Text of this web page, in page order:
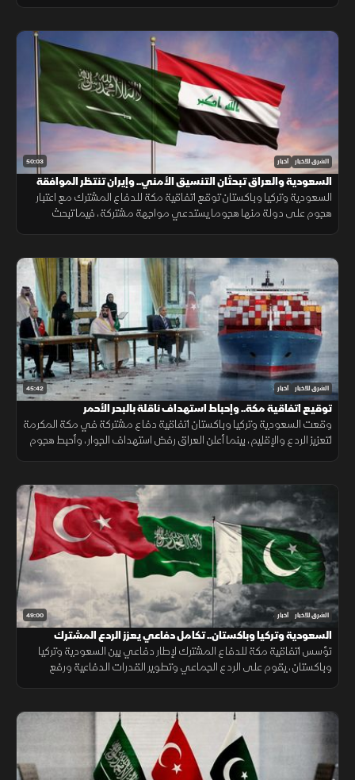
50:03 الشرق للأخبار أخبار
السعودية والعراق تبحثان التنسيق الأمني.. وإيران تنتظر الموافقة
على اتفاق "هرمز"
السعودية وتركيا وباكستان توقع اتفاقية مكة للدفاع المشترك مع اعتبار
هجوم على دولة منها هجوما يستدعي مواجهة مشتركة، فيما تبحث
45:42 الشرق للأخبار أخبار
توقيع اتفاقية مكة.. وإحباط استهداف ناقلة بالبحر الأحمر
وقعت السعودية وتركيا وباكستان اتفاقية دفاع مشتركة في مكة المكرمة
لتعزيز الردع والإقليم، بينما أعلن العراق رفض استهداف الجوار، وأحبط هجوم
49:00 الشرق للأخبار أخبار
السعودية وتركيا وباكستان.. تكامل دفاعي يعزز الردع المشترك
تؤسس اتفاقية مكة للدفاع المشترك لإطار دفاعي بين السعودية وتركيا
وباكستان، يقوم على الردع الجماعي وتطوير القدرات الدفاعية ورفع